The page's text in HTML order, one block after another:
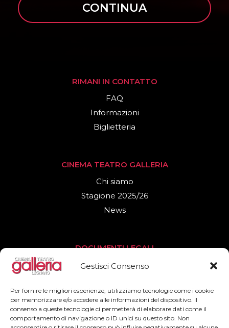
Gestisci Consenso
Per fornire le migliori esperienze, utilizziamo tecnologie come i cookie
per memorizzare e/o accedere alle informazioni del dispositivo. Il
consenso a queste tecnologie ci permetterà di elaborare dati come il
comportamento di navigazione o ID unici su questo sito. Non
CONTINUA
RIMANI IN CONTATTO
FAQ
Informazioni
Biglietteria
CINEMA TEATRO GALLERIA
Chi siamo
Stagione 2025/26
News
DOCUMENTI LEGALI
Privacy Policy
SEGUICI